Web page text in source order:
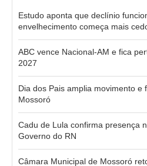
Estudo aponta que declínio
envelhecimento começa mais
ABC vence Nacional-AM e fica
2027
Dia dos Pais amplia movimento e
Mossoró
Cadu de Lula confirma presença
Governo do RN
Câmara Municipal de Mossoró